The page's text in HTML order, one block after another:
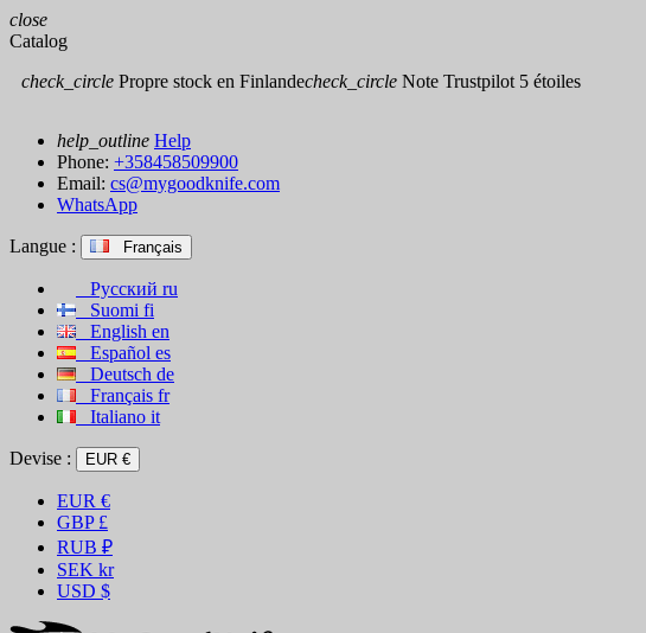
close
Catalog
check_circle Propre stock en Finlandecheck_circle Note Trustpilot 5 étoiles
help_outline Help
Phone: +358458509900
Email: cs@mygoodknife.com
WhatsApp
Langue : Français
Русский ru
Suomi fi
English en
Español es
Deutsch de
Français fr
Italiano it
Devise : EUR €
EUR €
GBP £
RUB ₽
SEK kr
USD $